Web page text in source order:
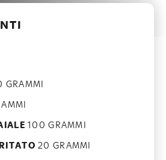
GRAMMI
100 GRAMMI
20 GRAMMI